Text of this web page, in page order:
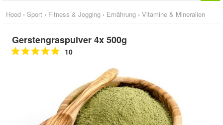
Hood › Sport › Fitness & Jogging › Ernährung › Vitamine & Mineralien
Gerstengraspulver 4x 500g
10